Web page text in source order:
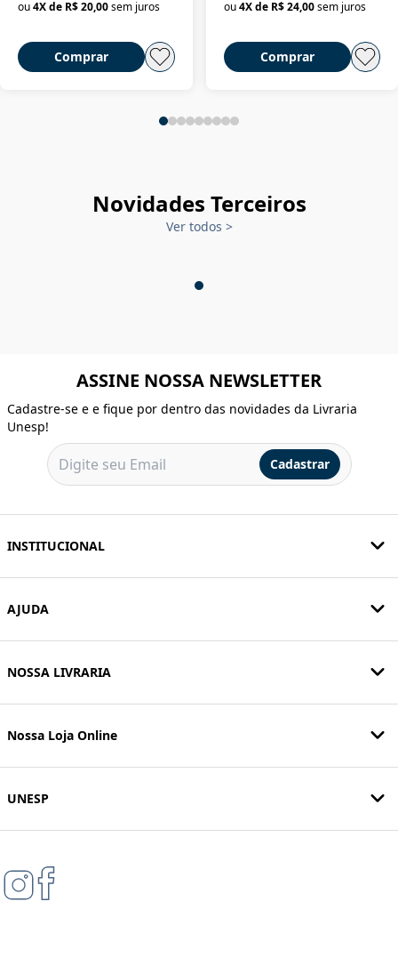
ou4X de R$ 20,00sem juros
Comprar
ou 4X de R$ 24,00 sem juros
Comprar
Novidades Terceiros
Ver todos >
ASSINE NOSSA NEWSLETTER
Cadastre-se e e fique por dentro das novidades da Livraria
Unesp!
Cadastrar
INSTITUCIONAL
AJUDA
NOSSA LIVRARIA
Nossa Loja Online
UNESP